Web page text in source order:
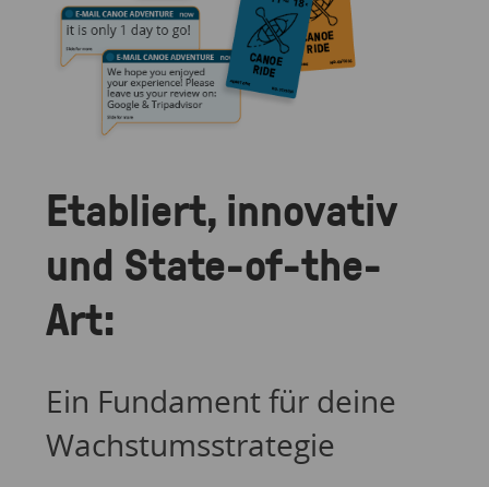
Etabliert, innovativ
und State-of-the-
Art:
Ein Fundament für deine
Wachstumsstrategie